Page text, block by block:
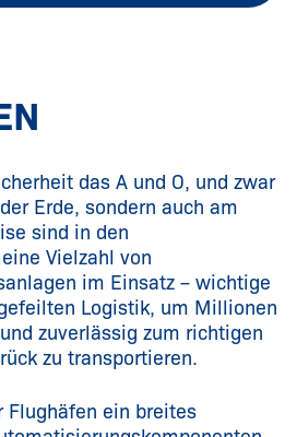
das A und O, und zwar
Erde, sondern auch am
sind in den
Vielzahl von
im Einsatz – wichtige
Logistik, um Millionen
zuverlässig zum richtigen
zu transportieren.
Flughäfen ein breites